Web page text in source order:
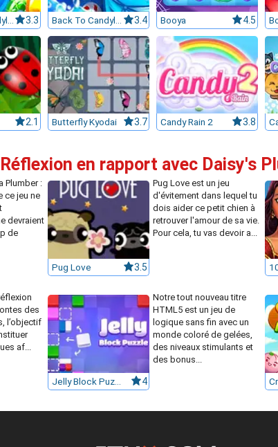
Back To Candyland 2 3.3 Back To Candyland Episode 3 3.4 Booya 4.5
2.1 Butterfly Kyodai 3.7 Candy Rain 2 3.8
en rapport avec Daisy's
Plumber :
ce jeu ne
devraient
de
Pug Love 3.5
Pug Love est un jeu
d'évitement dans lequel tu
dois aider ce petit chien à
retrouver l'amour de sa vie.
Pour cela, tu vas devoir a...
des
l’objectif
af...
4
Notre tout nouveau titre
HTML5 est un jeu de
logique sans fin avec un
monde coloré de gelées,
des niveaux stimulants et
des bonus...